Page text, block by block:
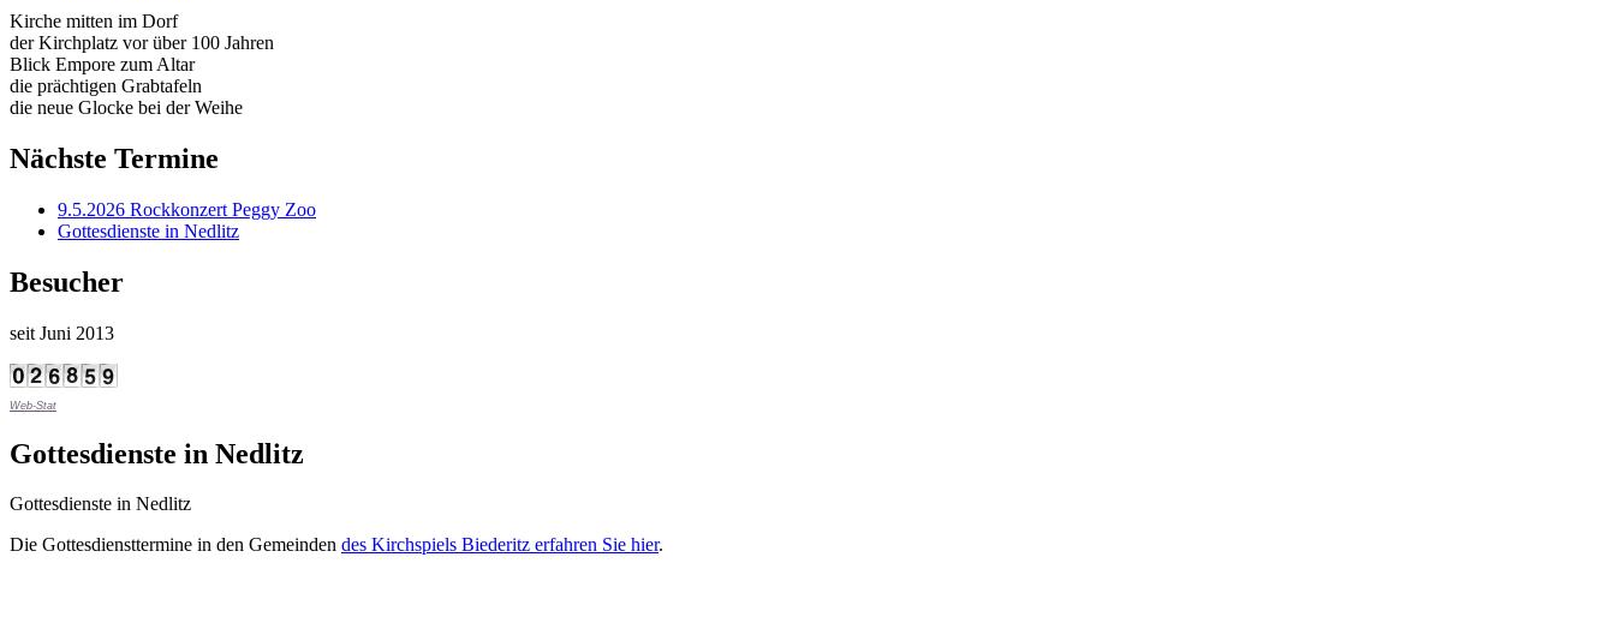
Kirche mitten im Dorf
der Kirchplatz vor über 100 Jahren
Blick Empore zum Altar
die prächtigen Grabtafeln
die neue Glocke bei der Weihe
Nächste Termine
9.5.2026 Rockkonzert Peggy Zoo
Gottesdienste in Nedlitz
Besucher
seit Juni 2013
Web-Stat
Gottesdienste in Nedlitz
Gottesdienste in Nedlitz
Die Gottesdiensttermine in den Gemeinden des Kirchspiels Biederitz erfahren Sie hier.